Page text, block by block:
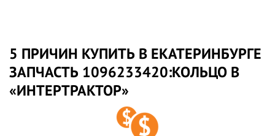
5 ПРИЧИН КУПИТЬ В ЕКАТЕРИНБУРГЕ
ЗАПЧАСТЬ 1096233420:КОЛЬЦО В
«ИНТЕРТРАКТОР»